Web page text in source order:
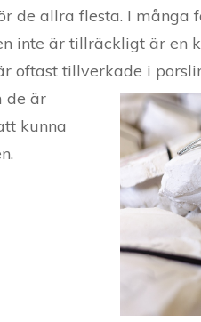
de allra flesta. I många
inte är tillräckligt är en
oftast tillverkade i
de är
kunna